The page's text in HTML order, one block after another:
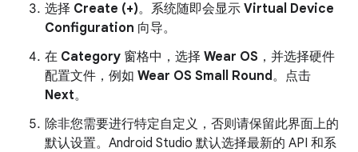
选择 Create (+)。系统随即会显示 Virtual Device
Configuration 向导。
在 Category 窗格中，选择 Wear OS ，并选择硬件
配置文件，例如 Wear OS Small Round。点击
Next。
除非您需要进行特定自定义，否则请保留此界面上的
默认设置。Android Studio 默认选择最新的 API 和系